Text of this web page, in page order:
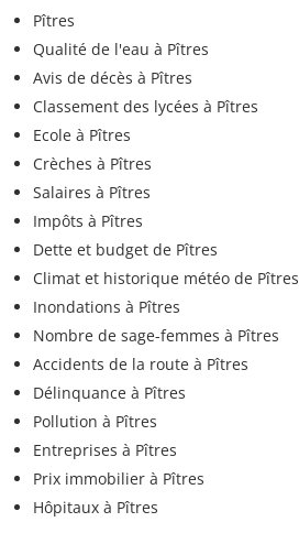
Pîtres
Qualité de l'eau à Pîtres
Avis de décès à Pîtres
Classement des lycées à Pîtres
Ecole à Pîtres
Crèches à Pîtres
Salaires à Pîtres
Impôts à Pîtres
Dette et budget de Pîtres
Climat et historique météo de Pîtres
Inondations à Pîtres
Nombre de sage-femmes à Pîtres
Accidents de la route à Pîtres
Délinquance à Pîtres
Pollution à Pîtres
Entreprises à Pîtres
Prix immobilier à Pîtres
Hôpitaux à Pîtres